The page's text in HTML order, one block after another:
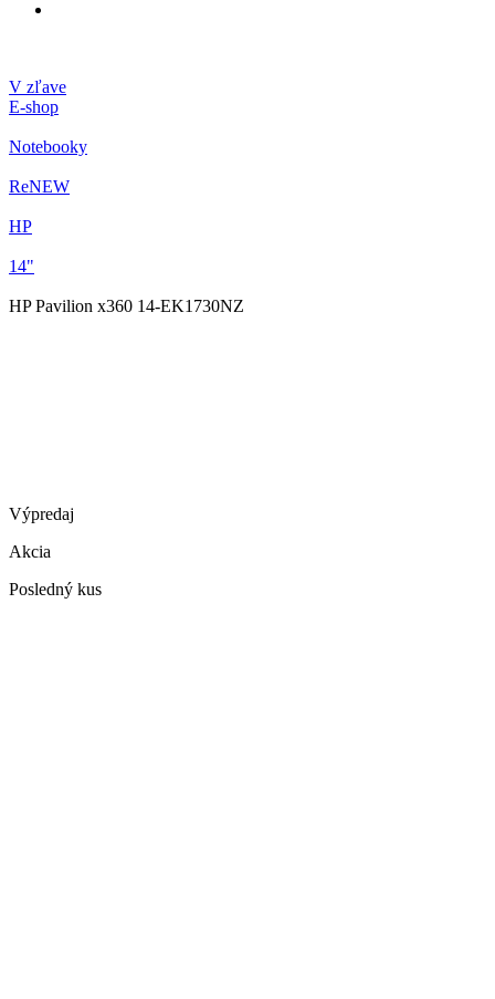
V zľave
E-shop
Notebooky
ReNEW
HP
14"
HP Pavilion x360 14-EK1730NZ
Výpredaj
Akcia
Posledný kus